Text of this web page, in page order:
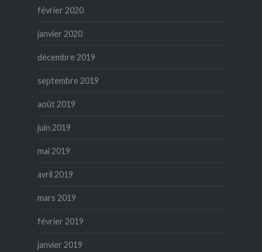
février 2020
janvier 2020
décembre 2019
septembre 2019
août 2019
juin 2019
mai 2019
avril 2019
mars 2019
février 2019
janvier 2019